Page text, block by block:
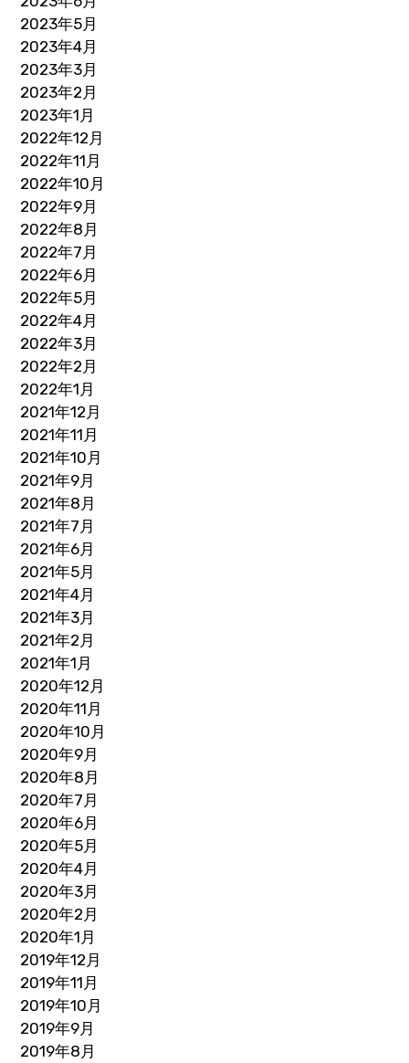
2023年5月
2023年4月
2023年3月
2023年2月
2023年1月
2022年12月
2022年11月
2022年10月
2022年9月
2022年8月
2022年7月
2022年6月
2022年5月
2022年4月
2022年3月
2022年2月
2022年1月
2021年12月
2021年11月
2021年10月
2021年9月
2021年8月
2021年7月
2021年6月
2021年5月
2021年4月
2021年3月
2021年2月
2021年1月
2020年12月
2020年11月
2020年10月
2020年9月
2020年8月
2020年7月
2020年6月
2020年5月
2020年4月
2020年3月
2020年2月
2020年1月
2019年12月
2019年11月
2019年10月
2019年9月
2019年8月